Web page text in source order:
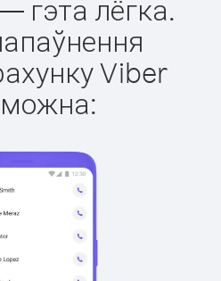
гэта лёгка.
Viber